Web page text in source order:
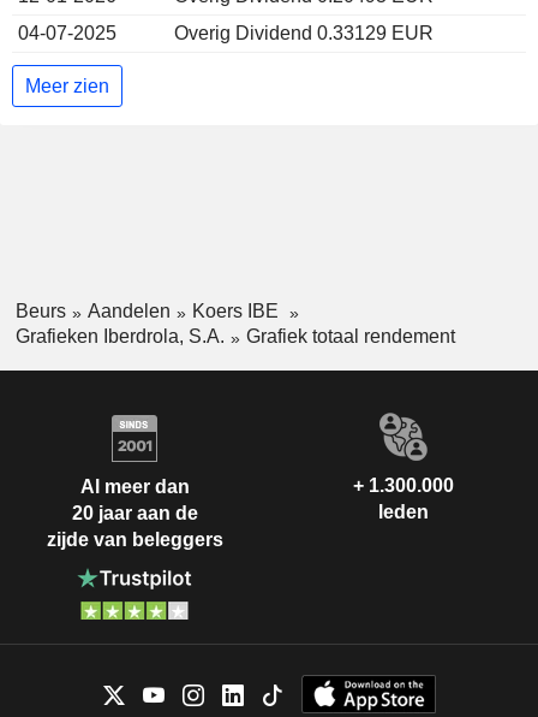
04-07-2025
Overig Dividend 0.33129 EUR
Meer zien
Beurs Aandelen
Koers IBE
Grafieken Iberdrola, S.A.
Grafiek totaal rendement
Al meer dan
20 jaar aan de
zijde van beleggers
+ 1.300.000
leden